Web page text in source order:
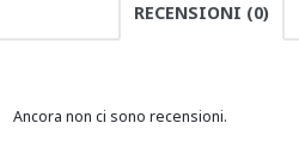
RECENSIONI (0)
Ancora non ci sono recensioni.